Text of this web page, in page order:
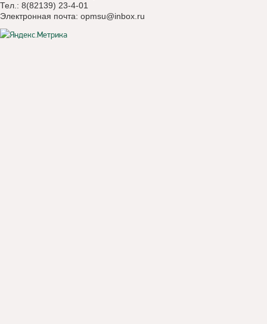
Тел.: 8(82139) 23-4-01
Электронная почта: opmsu@inbox.ru